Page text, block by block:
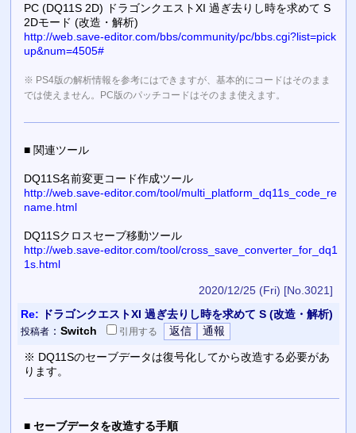
PC (DQ11S 2D) ドラゴンクエストXI 過ぎ去りし時を求めて S
2Dモード (改造・解析)
http://web.save-editor.com/bbs/community/pc/bbs.cgi?list=pick
up&num=4505#
※ PS4版の解析情報を参考にはできますが、基本的にコードはそのまま
では使えません。PC版のパッチコードはそのまま使えます。
■ 関連ツール
DQ11S名前変更コード作成ツール
http://web.save-editor.com/tool/multi_platform_dq11s_code_re
name.html
DQ11Sクロスセーブ移動ツール
http://web.save-editor.com/tool/cross_save_converter_for_dq1
1s.html
2020/12/25 (Fri) [No.3021]
Re: ドラゴンクエストXI 過ぎ去りし時を求めて S (改造・解析)
投稿者： Switch 引用する
※ DQ11Sのセーブデータは復号化してから改造する必要があ
ります。
■ セーブデータを改造する手順